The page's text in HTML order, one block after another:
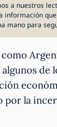
a nuestros
información
mano para
de
por la